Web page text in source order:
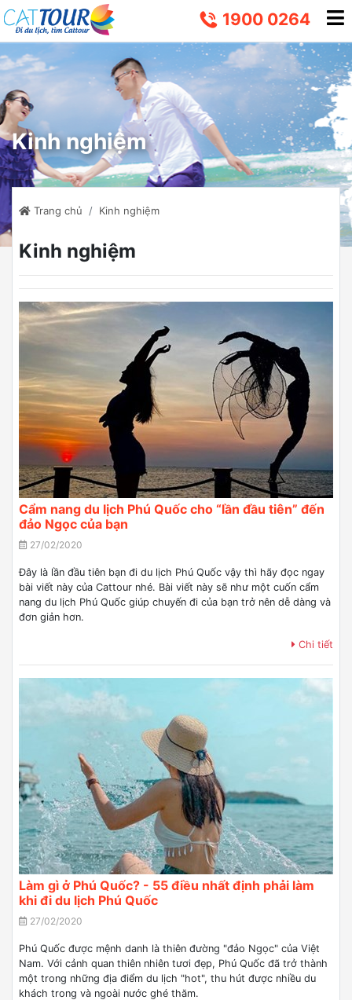
1900 0264
Kinh nghiệm
Trang chủ Kinh nghiệm
Kinh nghiệm
Cẩm nang du lịch Phú Quốc cho “lần đầu tiên” đến
đảo Ngọc của bạn
27/02/2020
Đây là lần đầu tiên bạn đi du lịch Phú Quốc vậy thì hãy đọc ngay
bài viết này của Cattour nhé. Bài viết này sẽ như một cuốn cẩm
nang du lịch Phú Quốc giúp chuyến đi của bạn trở nên dễ dàng và
đơn giản hơn.
Chi tiết
Làm gì ở Phú Quốc? - 55 điều nhất định phải làm
khi đi du lịch Phú Quốc
27/02/2020
Phú Quốc được mệnh danh là thiên đường "đảo Ngọc" của Việt
Nam. Với cảnh quan thiên nhiên tươi đẹp, Phú Quốc đã trở thành
một trong những địa điểm du lịch "hot", thu hút được nhiều du
khách trong và ngoài nước ghé thăm.